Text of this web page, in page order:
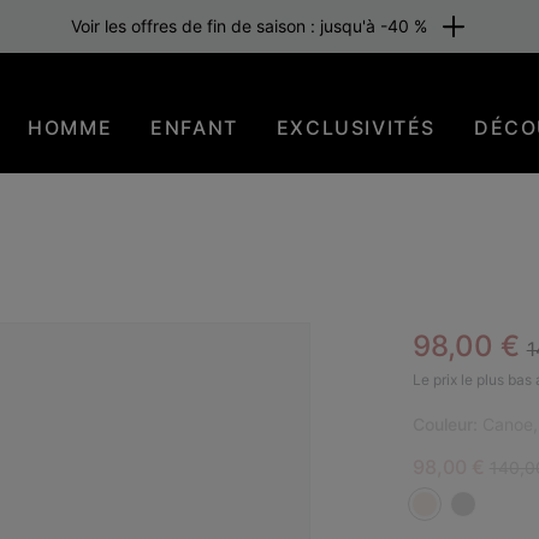
Voir les offres de fin de saison : jusqu'à -40 %
HOMME ENFANT EXCLUSIVITÉS
Sale
98,00 €
Le prix le plus bas